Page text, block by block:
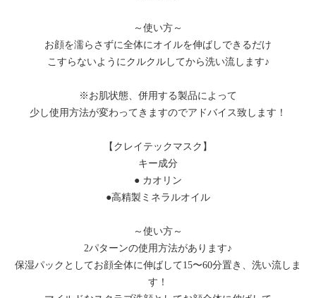
～使い方～
お顔を濡らさずに全体にオイルを伸ばしできるだけ
こすらないようにクルクルしてから洗い流します♪
※お肌状態、併用する製品によって
少し使用方法が変わってきますのでアドバイス致します！
【クレイテックマスク】
キー成分
● カオリン
●高精製ミネラルオイル
～使い方～
2パターンの使用方法があります♪
保湿パックとしてお顔全体に伸ばして15〜60分置き、洗い流しま
す！